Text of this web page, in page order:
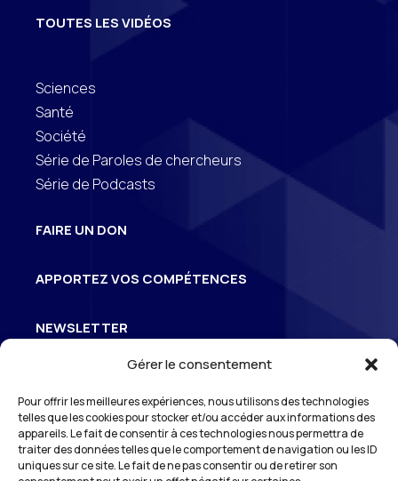
Gérer le consentement
Pour offrir les meilleures expériences, nous utilisons des technologies
telles que les cookies pour stocker et/ou accéder aux informations des
appareils. Le fait de consentir à ces technologies nous permettra de
traiter des données telles que le comportement de navigation ou les ID
uniques sur ce site. Le fait de ne pas consentir ou de retirer son
TOUTES LES VIDÉOS
Sciences
Santé
Société
Série de Paroles de chercheurs
Série de Podcasts
FAIRE UN DON
APPORTEZ VOS COMPÉTENCES
NEWSLETTER
Inscrivez-vous à la newsletter pour suivre
l’actualité de S Odéon